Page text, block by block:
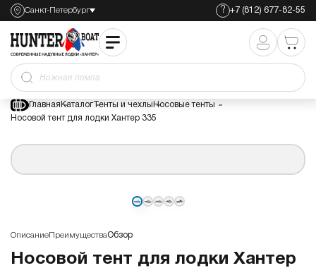
Санкт-Петербург ? +7 (812) 677-82-55
Ножная помпа
Носовой тент для лодки Хантер 335
7 600
Главная КаталогТенты и чехлы Носовые тенты
Носовой тент для лодки Хантер 335
ОписаниеПреимуществаОбзор
Носовой тент для лодки Хантер